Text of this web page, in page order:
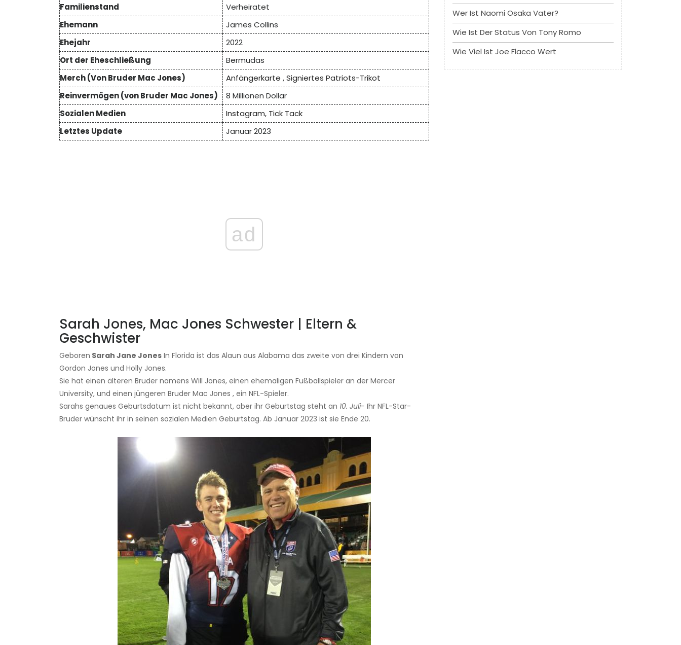
Familienstand
Verheiratet
Ehemann
James Collins
Ehejahr
2022
Ort der Eheschließung
Bermudas
Merch (Von Bruder Mac Jones)
Anfängerkarte ,Signiertes Patriots-Trikot
Reinvermögen (von Bruder Mac Jones)
8 Millionen Dollar
Sozialen Medien
Instagram, Tick ​​Tack
Letztes Update
Januar 2023
ad
Sarah Jones, Mac Jones Schwester | Eltern &
Geschwister
Geboren Sarah Jane Jones In Florida ist das Alaun aus Alabama das zweite von drei Kindern von
Gordon Jones und Holly Jones.
Sie hat einen älteren Bruder namens Will Jones, einen ehemaligen Fußballspieler an der Mercer
University, und einen jüngeren Bruder Mac Jones , ein NFL-Spieler.
Sarahs genaues Geburtsdatum ist nicht bekannt, aber ihr Geburtstag steht an 10. Juli- Ihr NFL-Star-
Bruder wünscht ihr in seinen sozialen Medien Geburtstag. Ab Januar 2023 ist sie Ende 20.
Wer Ist Naomi Osaka Vater?
Wie Ist Der Status Von Tony Romo
Wie Viel Ist Joe Flacco Wert